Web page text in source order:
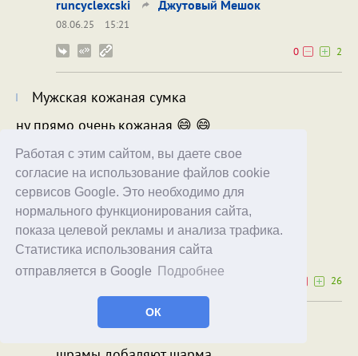
Работая с этим сайтом, вы даете свое
согласие на использование файлов cookie
сервисов Google. Это необходимо для
нормального функционирования сайта,
показа целевой рекламы и анализа трафика.
Статистика использования сайта
отправляется в Google
Подробнее
ОК
runcyclexcski Джутовый Мешок
08.06.25
15:21
0
2
Мужская кожаная сумка
ну прямо очень кожаная 😄 😄
Hastur
08.06.25 11:49
26
царапины добавляют шарма.